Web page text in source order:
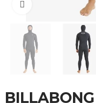
Cliquez pour agrandir
BILLABONG